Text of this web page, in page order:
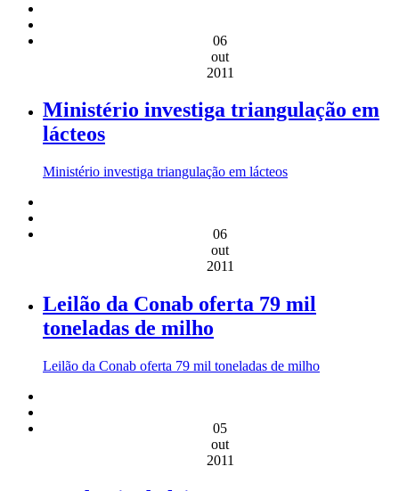
06
out
2011
Ministério investiga triangulação em
lácteos
Ministério investiga triangulação em lácteos
06
out
2011
Leilão da Conab oferta 79 mil
toneladas de milho
Leilão da Conab oferta 79 mil toneladas de milho
05
out
2011